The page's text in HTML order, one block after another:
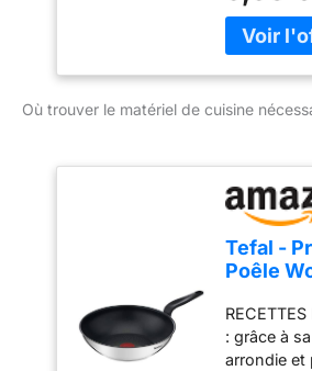
risotto
et "al
Convient à
Où trouver le matériel de cuisine
Tefal -
Poêle
- Inox
: grâce à
arrondie et